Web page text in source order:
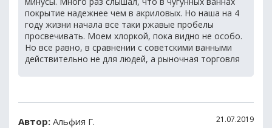
покрытие надежнее чем в акриловых. Но наша на 4
году жизни начала все таки ржавые пробелы
просвечивать. Моем хлоркой, пока видно не особо.
Но все равно, в сравнении с советскими ванными
действительно не для людей, а рыночная торговля
Автор: Альфия Г. 21.07.2019